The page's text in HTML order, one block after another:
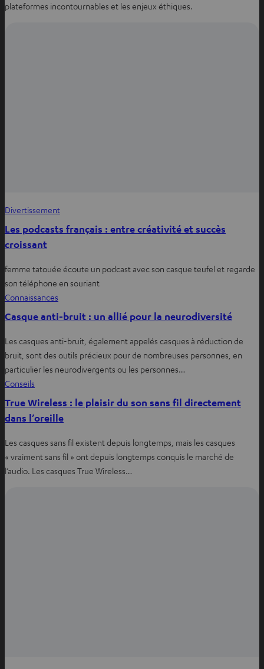
plateformes incontournables et les enjeux éthiques.
Divertissement
Les podcasts français : entre créativité et succès
croissant
femme tatouée écoute un podcast avec son casque teufel et regarde
son téléphone en souriant
Connaissances
Casque anti-bruit : un allié pour la neurodiversité
Les casques anti-bruit, également appelés casques à réduction de
bruit, sont des outils précieux pour de nombreuses personnes, en
particulier les neurodivergents ou les personnes…
Conseils
True Wireless : le plaisir du son sans fil directement
dans l’oreille
Les casques sans fil existent depuis longtemps, mais les casques
« vraiment sans fil » ont depuis longtemps conquis le marché de
l’audio. Les casques True Wireless…